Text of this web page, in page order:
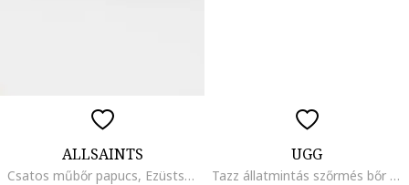
ALLSAINTS
Csatos műbőr papucs, Ezüstszín
UGG
Tazz állatmintás szőrmés bőr papucs, Barna/Krémszín